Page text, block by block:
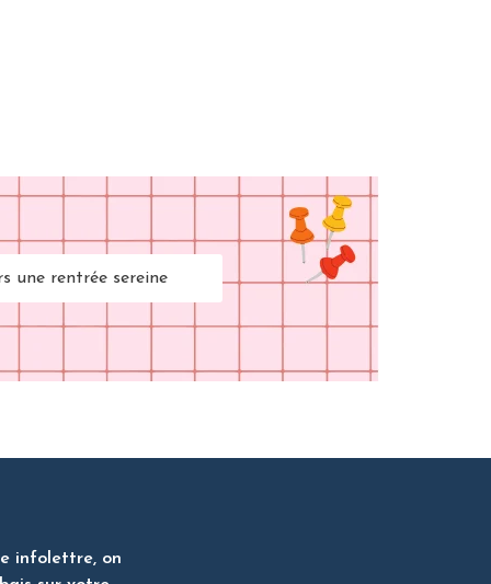
une rentrée sereine
infolettre, on